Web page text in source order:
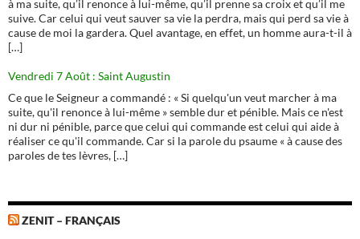
à ma suite, qu’il renonce à lui-même, qu’il prenne sa croix et qu’il me
suive. Car celui qui veut sauver sa vie la perdra, mais qui perd sa vie à
cause de moi la gardera. Quel avantage, en effet, un homme aura-t-il à
[…]
Vendredi 7 Août : Saint Augustin
Ce que le Seigneur a commandé : « Si quelqu'un veut marcher à ma
suite, qu'il renonce à lui-même » semble dur et pénible. Mais ce n'est
ni dur ni pénible, parce que celui qui commande est celui qui aide à
réaliser ce qu'il commande. Car si la parole du psaume « à cause des
paroles de tes lèvres, […]
ZENIT – FRANÇAIS